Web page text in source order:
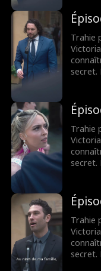
trouver
Trahie
secret.
trouver
Trahie
secret.
trouver
Trahie
secret.